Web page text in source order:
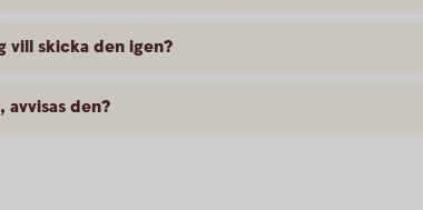
skicka den igen?
den?